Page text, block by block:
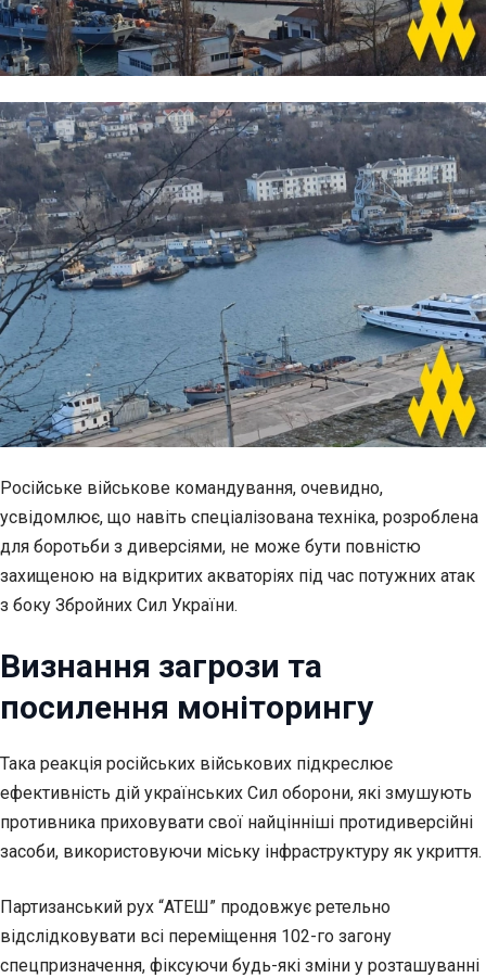
Російське військове командування, очевидно,
усвідомлює, що навіть спеціалізована техніка, розроблена
для боротьби з диверсіями, не може бути повністю
захищеною на відкритих акваторіях під час потужних атак
з боку Збройних Сил України.
Визнання загрози та
посилення моніторингу
Така реакція російських військових підкреслює
ефективність дій українських Сил оборони, які змушують
противника приховувати свої найцінніші протидиверсійні
засоби, використовуючи міську інфраструктуру як укриття.
Партизанський рух “АТЕШ” продовжує ретельно
відслідковувати всі переміщення 102-го загону
спецпризначення, фіксуючи будь-які зміни у розташуванні